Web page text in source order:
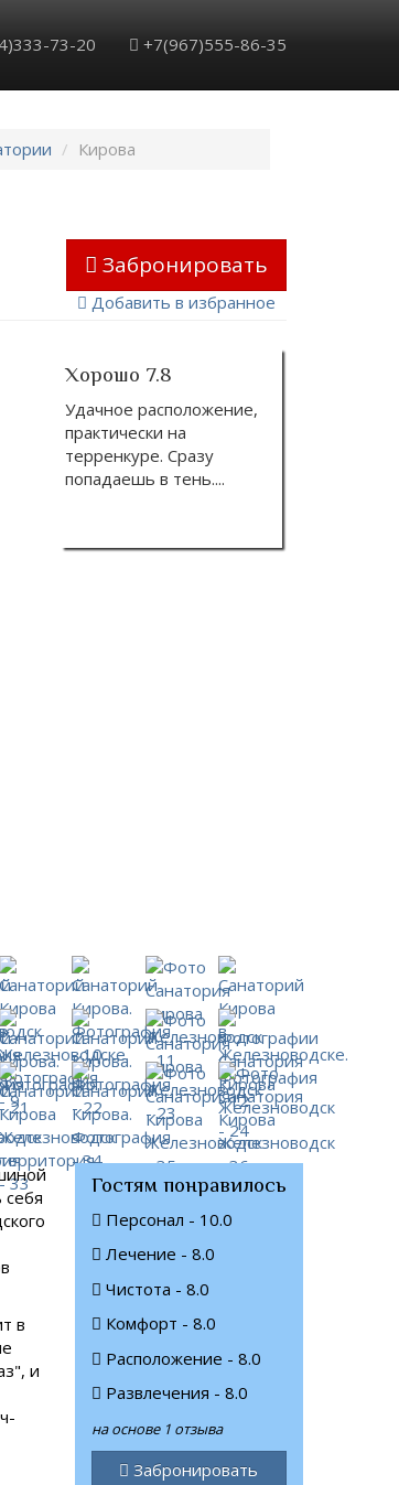
73-20 +7(967)555-86-35
Кирова
Забронировать
Добавить в избранное
Хорошо 7.8
Удачное расположение,
практически на
терренкуре. Сразу
попадаешь в тень.
себя
в
и
Гостям понравилось
Персонал - 10.0
Лечение - 8.0
Чистота - 8.0
Комфорт - 8.0
Расположение - 8.0
Развлечения - 8.0
на основе 1 отзыва
Забронировать